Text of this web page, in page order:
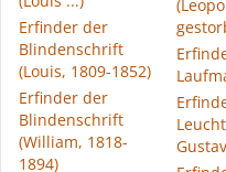
Erfinder der
Blindenschrift
(Louis, 1809-1852)
Erfinder der
Blindenschrift
(William, 1818-
1894)